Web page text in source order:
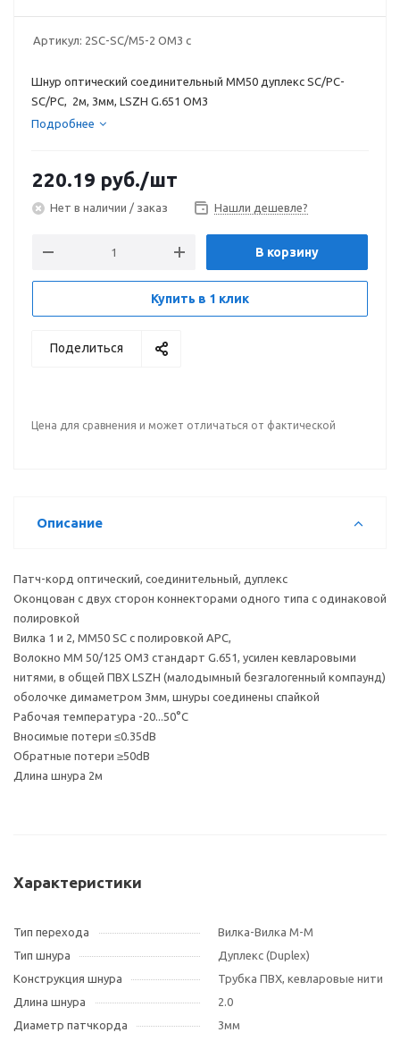
Артикул: 2SC-SC/M5-2 OM3 c
Шнур оптический соединительный MM50 дуплекс SC/PC-
SC/PC, 2м, 3мм, LSZH G.651 OM3
Подробнее
220.19 руб./шт
Нет в наличии / заказ Нашли дешевле?
В корзину
Купить в 1 клик
Поделиться
Цена для сравнения и может отличаться от фактической
Описание
Патч-корд оптический, соединительный, дуплекс
Оконцован с двух сторон коннекторами одного типа с одинаковой
полировкой
Вилка 1 и 2, MM50 SC с полировкой APC,
Волокно MM 50/125 OM3 стандарт G.651, усилен кевларовыми
нитями, в общей ПВХ LSZH (малодымный безгалогенный компаунд)
оболочке димаметром 3мм, шнуры соединены спайкой
Рабочая температура -20...50°С
Вносимые потери ≤0.35dB
Обратные потери ≥50dB
Длина шнура 2м
Характеристики
Тип перехода
Вилка-Вилка M-M
Тип шнура
Дуплекс (Duplex)
Конструкция шнура
Трубка ПВХ, кевларовые нити
Длина шнура
2.0
Диаметр патчкорда
3мм